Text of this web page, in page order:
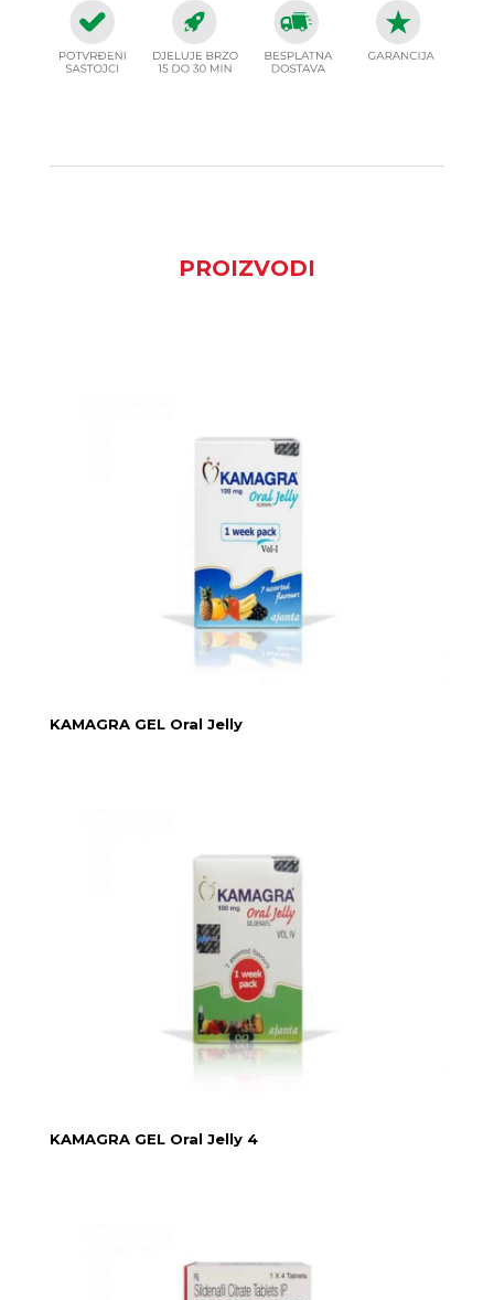
PROIZVODI
KAMAGRA GEL Oral Jelly
KAMAGRA GEL Oral Jelly 4